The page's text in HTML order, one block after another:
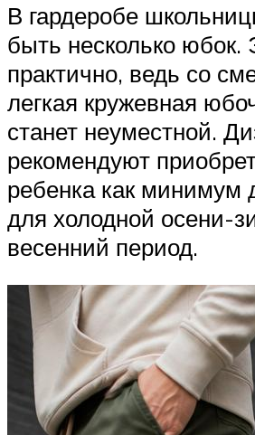
В гардеробе
быть несколько юбок.
практично, ведь со
легкая кружевная
станет неуместной.
рекомендуют
ребенка как минимум
для холодной осени-
весенний период.